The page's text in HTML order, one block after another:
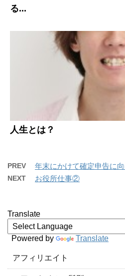
る...
人生とは？
PREV 年末にかけて確定申告に
NEXT お役所仕事②
Translate
Powered by Translate
アフィリエイト